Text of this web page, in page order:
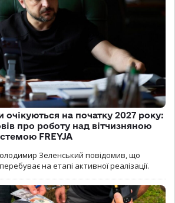
очікуються на початку 2027 року:
про роботу над вітчизняною
FREYJA
Зеленський повідомив, що
на етапі активної реалізації.